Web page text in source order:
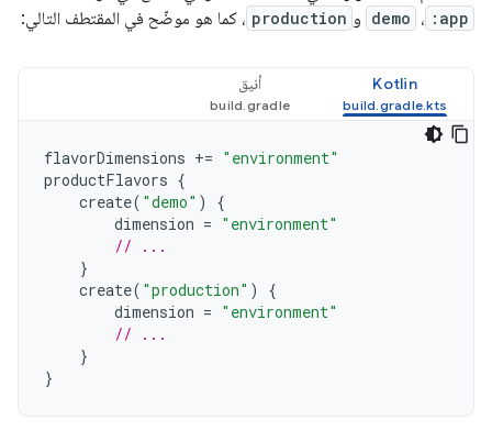
:app ، demo و production ، كما هو موضّح في المقتطف التالي:
Kotlin أنيق
flavorDimensions += "environment"
productFlavors {
create( "demo" )
{
dimension = "environment"
// ...
}
create( "production" )
{
dimension = "environment"
// ...
}
}